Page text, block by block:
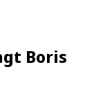
Boris